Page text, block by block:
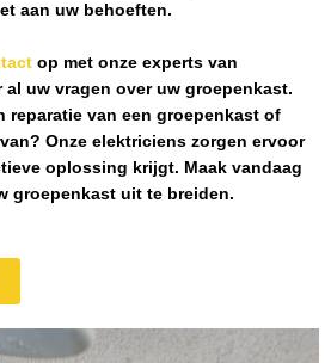
aan uw behoeften.
op met onze experts van
uw vragen over uw groepenkast.
reparatie van een groepenkast of
Onze elektriciens zorgen ervoor
oplossing krijgt. Maak vandaag
groepenkast uit te breiden.